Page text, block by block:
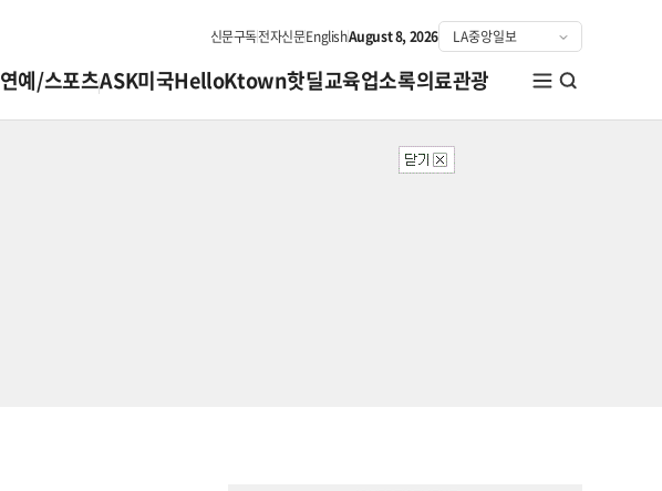
신문구독전자신문EnglishAugust 8, 2026
연예/스포츠ASK미국HelloKtown핫딜교육업소록의료관광